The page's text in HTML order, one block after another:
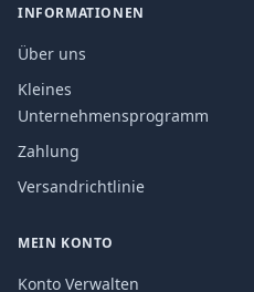
INFORMATIONEN
Über uns
Kleines
Unternehmensprogramm
Zahlung
Versandrichtlinie
MEIN KONTO
Konto Verwalten